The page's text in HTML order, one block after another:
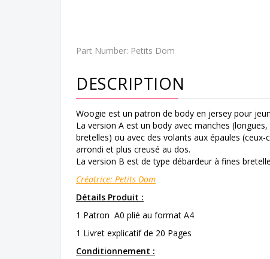
Part Number: Petits Dom
DESCRIPTION
Woogie est un patron de body en jersey pour
La version A est un body avec manches
bretelles) ou avec des volants aux épaules
arrondi et plus creusé au dos.
La version B est de type débardeur à fines
Créatrice: Petits Dom
Détails Produit :
1 Patron A0 plié au format A4
1 Livret explicatif de 20 Pages
Conditionnement :